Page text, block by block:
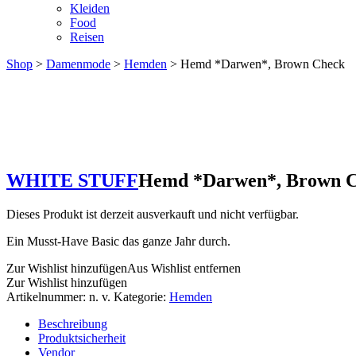
Kleiden
Food
Reisen
Shop > Damenmode > Hemden > Hemd *Darwen*, Brown Check
WHITE STUFFHemd *Darwen*, Brown
Dieses Produkt ist derzeit ausverkauft und nicht verfügbar.
Ein Musst-Have Basic das ganze Jahr durch.
Zur Wishlist hinzufügenAus Wishlist entfernen
Zur Wishlist hinzufügen
Artikelnummer: n. v. Kategorie: Hemden
Beschreibung
Produktsicherheit
Vendor